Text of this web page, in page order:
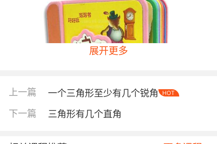
展开更多
上一篇 一个三角形至少有几个锐角 HOT
下一篇 三角形有几个直角